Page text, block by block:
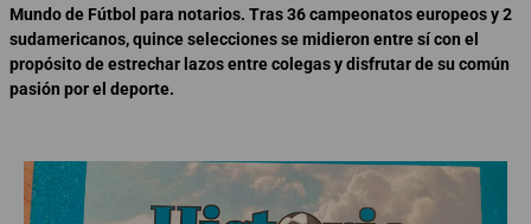
Mundo de Fútbol para notarios. Tras 36 campeonatos europeos y 2
sudamericanos, quince selecciones se midieron entre sí con el
propósito de estrechar lazos entre colegas y disfrutar de su común
pasión por el deporte.